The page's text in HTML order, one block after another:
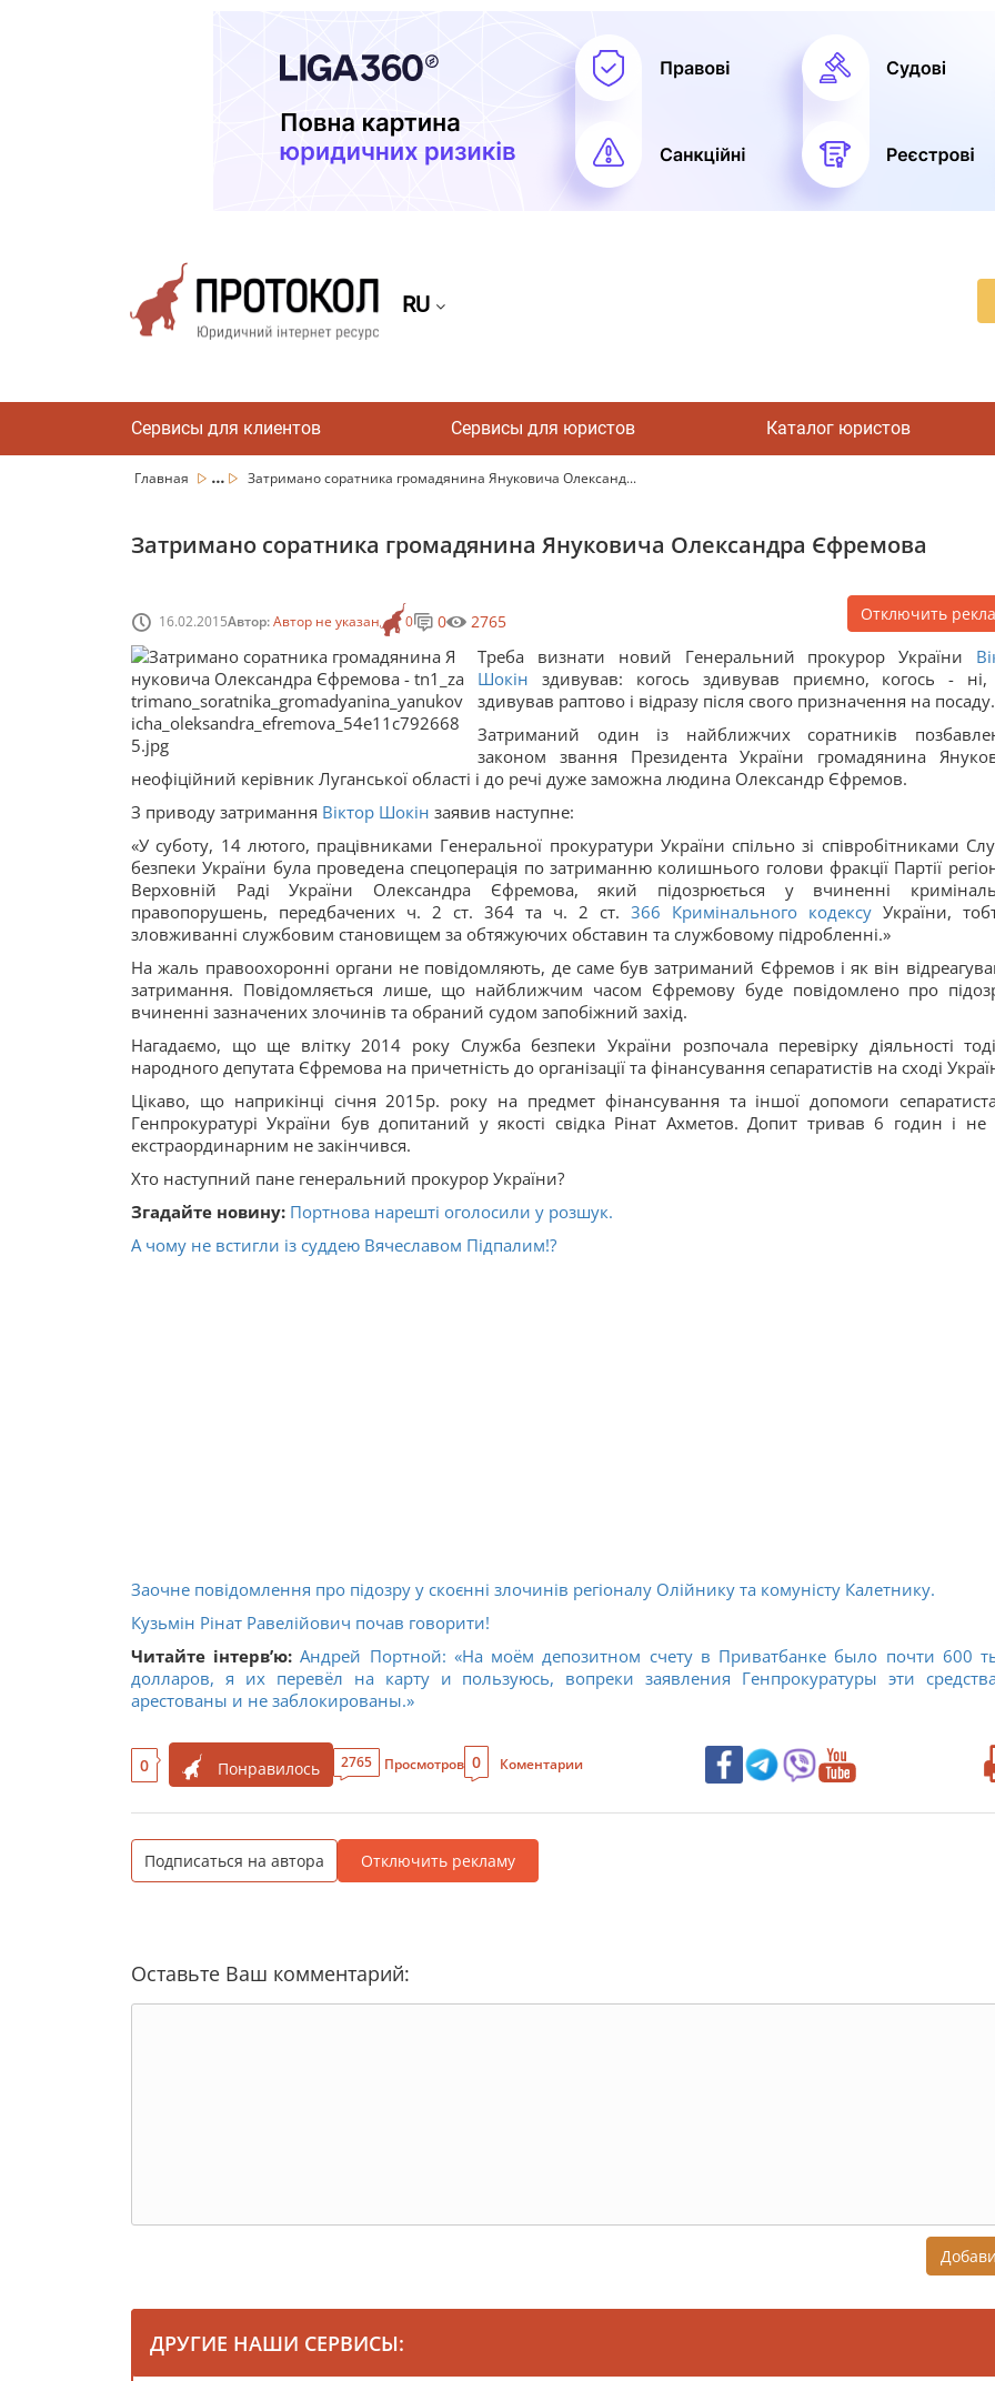
RU
Сервисы для клиентов Сервисы для юристов Каталог юристов
Главная ... Затримано соратника громадянина Януковича Олександ...
Затримано соратника громадянина Януковича Олександра Єфремова
16.02.2015Автор:Автор не указан 0 0 2765 Отключить
Треба визнати новий Генеральний прокурор України
Шокін здивував: когось здивував приємно, когось -
здивував раптово і відразу після свого призначення на посаду.
Затриманий один із найближчих соратників
законом звання Президента України громадянина
неофіційний керівник Луганської області і до речі дуже заможна людина Олександр Єфремов.
З приводу затримання Віктор Шокін заявив наступне:
«У суботу, 14 лютого, працівниками Генеральної прокуратури України спільно зі співробітниками
безпеки України була проведена спецоперація по затриманню колишнього голови фракції Партії
Верховній Раді України Олександра Єфремова, який підозрюється у вчиненні
правопорушень, передбачених ч. 2 ст. 364 та ч. 2 ст. 366 Кримінального кодексу України,
зловживанні службовим становищем за обтяжуючих обставин та службовому підробленні.»
На жаль правоохоронні органи не повідомляють, де саме був затриманий Єфремов і як він
затримання. Повідомляється лише, що найближчим часом Єфремову буде повідомлено про
вчиненні зазначених злочинів та обраний судом запобіжний захід.
Нагадаємо, що ще влітку 2014 року Служба безпеки України розпочала перевірку діяльності
народного депутата Єфремова на причетність до організації та фінансування сепаратистів на сході
Цікаво, що наприкінці січня 2015р. року на предмет фінансування та іншої допомоги
Генпрокуратурі України був допитаний у якості свідка Рінат Ахметов. Допит тривав 6 годин і
екстраординарним не закінчився.
Хто наступний пане генеральний прокурор України?
Згадайте новину: Портнова нарешті оголосили у розшук.
А чому не встигли із суддею Вячеславом Підпалим!?
Заочне повідомлення про підозру у скоєнні злочинів регіоналу Олійнику та комуністу Калетнику.
Кузьмін Рінат Равелійович почав говорити!
Читайте інтерв’ю: Андрей Портной: «На моём депозитном счету в Приватбанке было почти 600
долларов, я их перевёл на карту и пользуюсь, вопреки заявления Генпрокуратуры эти
арестованы и не заблокированы.»
0 Понравилось 2765 Просмотров 0 Коментарии
Подписаться на автора Отключить рекламу
Оставьте Ваш комментарий:
ДРУГИЕ НАШИ СЕРВИСЫ: